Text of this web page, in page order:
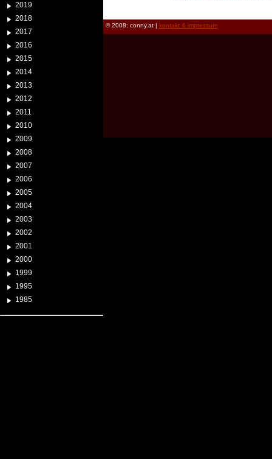
2019
2018
2017
2016
2015
2014
2013
2012
2011
2010
2009
2008
2007
2006
2005
2004
2003
2002
2001
2000
1999
1995
1985
© 2008: conny.at | kontakt & impressum